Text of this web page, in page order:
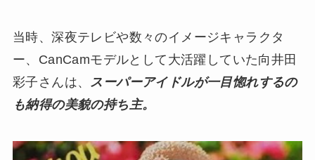
当時、深夜テレビや数々のイメージキャラクタ
ー、CanCamモデルとして大活躍していた向井田
彩子さんは、 スーパーアイドルが一目惚れするの
も納得の美貌の持ち主。